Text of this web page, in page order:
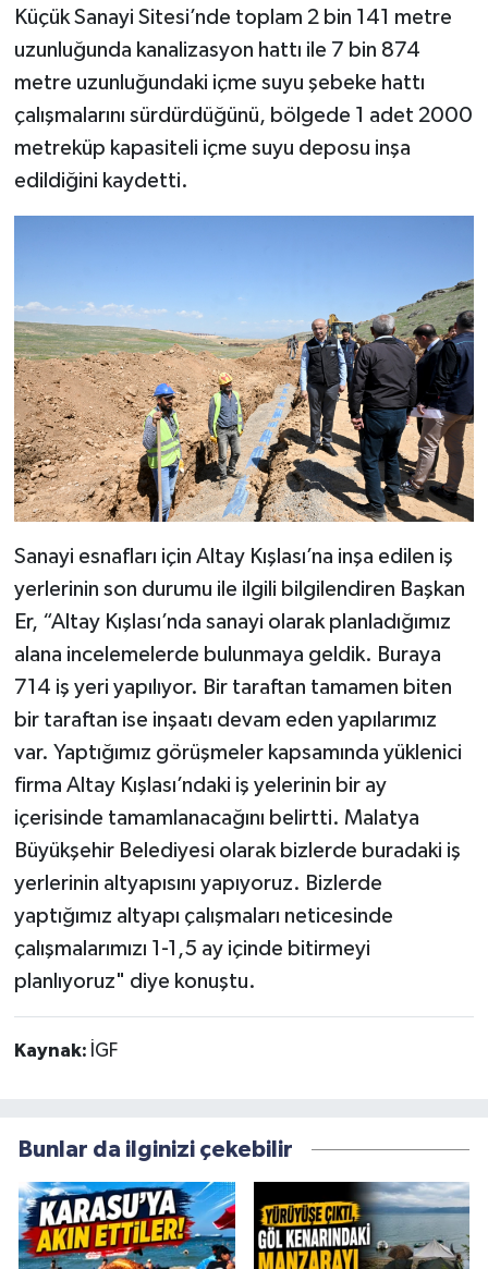
Küçük Sanayi Sitesi’nde toplam 2 bin 141 metre
uzunluğunda kanalizasyon hattı ile 7 bin 874
metre uzunluğundaki içme suyu şebeke hattı
çalışmalarını sürdürdüğünü, bölgede 1 adet 2000
metreküp kapasiteli içme suyu deposu inşa
edildiğini kaydetti.
Sanayi esnafları için Altay Kışlası’na inşa edilen iş
yerlerinin son durumu ile ilgili bilgilendiren Başkan
Er, “Altay Kışlası’nda sanayi olarak planladığımız
alana incelemelerde bulunmaya geldik. Buraya
714 iş yeri yapılıyor. Bir taraftan tamamen biten
bir taraftan ise inşaatı devam eden yapılarımız
var. Yaptığımız görüşmeler kapsamında yüklenici
firma Altay Kışlası’ndaki iş yelerinin bir ay
içerisinde tamamlanacağını belirtti. Malatya
Büyükşehir Belediyesi olarak bizlerde buradaki iş
yerlerinin altyapısını yapıyoruz. Bizlerde
yaptığımız altyapı çalışmaları neticesinde
çalışmalarımızı 1-1,5 ay içinde bitirmeyi
planlıyoruz" diye konuştu.
Kaynak: İGF
Bunlar da ilginizi çekebilir